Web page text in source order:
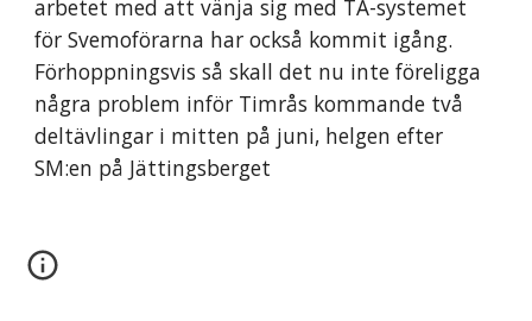
arbetet med att vänja sig med TA-systemet
för Svemoförarna har också kommit igång.
Förhoppningsvis så skall det nu inte föreligga
några problem inför Timrås kommande två
deltävlingar i mitten på juni, helgen efter
SM:en på Jättingsberget